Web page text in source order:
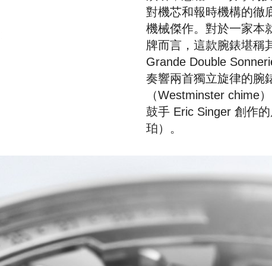
對機芯和報時機構的徹
機械傑作。對於一家本
牌而言，這款腕錶堪稱
Grande Double
奏響兩首獨立旋律的腕
（Westminster chime
鼓手 Eric Singer 創作
珀）。